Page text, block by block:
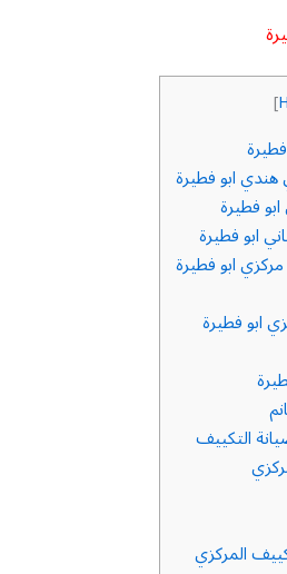
]
ابو فطيرة
فطيرة
ابو فطيرة
ابو فطيرة
ابو فطيرة
التكييف
المركزي